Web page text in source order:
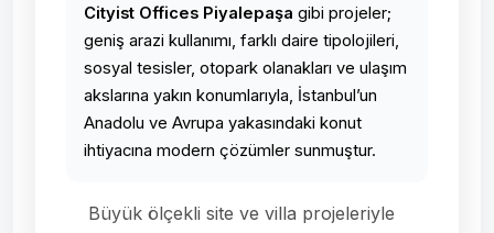
Cityist Offices Piyalepaşa gibi projeler;
geniş arazi kullanımı, farklı daire tipolojileri,
sosyal tesisler, otopark olanakları ve ulaşım
akslarına yakın konumlarıyla, İstanbul’un
Anadolu ve Avrupa yakasındaki konut
ihtiyacına modern çözümler sunmuştur.
Büyük ölçekli site ve villa projeleriyle